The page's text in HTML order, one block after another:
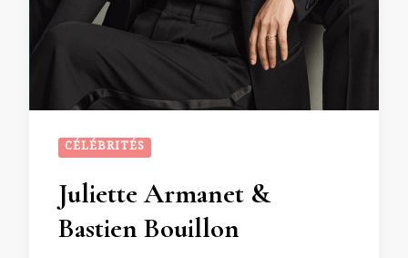
CÉLÉBRITÉS
Juliette Armanet &
Bastien Bouillon